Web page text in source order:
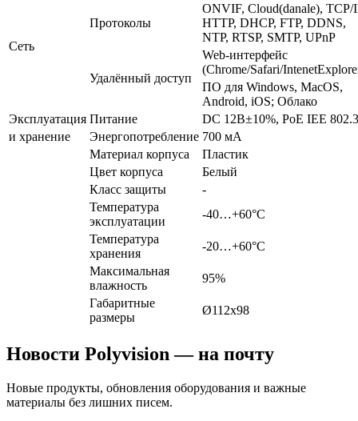
Сеть
Протоколы
ONVIF, Cloud(danale), TCP/
HTTP, DHCP, FTP, DDNS,
NTP, RTSP, SMTP, UPnP
Удалённый доступ
Web-интерфейс
(Chrome/Safari/
ПО для Windows, MacOS,
Android, iOS; Облако
Эксплуатация Питание
DC 12В±10%, PoE IEE
и хранение
Энергопотребление 700 мА
Материал корпуса
Пластик
Цвет корпуса
Белый
Класс защиты
-
Температура
эксплуатации
-40…+60°С
Температура
хранения
-20…+60°С
Максимальная
влажность
95%
Габаритные
размеры
Ø112x98
Новости Polyvision — на почту
Новые продукты, обновления оборудования и важные
материалы без лишних писем.